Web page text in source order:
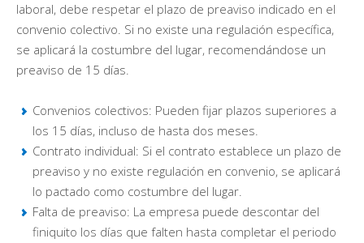
laboral, debe respetar el plazo de preaviso indicado en el
convenio colectivo. Si no existe una regulación específica,
se aplicará la costumbre del lugar, recomendándose un
preaviso de 15 días.
Convenios colectivos: Pueden fijar plazos superiores a
los 15 días, incluso de hasta dos meses.
Contrato individual: Si el contrato establece un plazo de
preaviso y no existe regulación en convenio, se aplicará
lo pactado como costumbre del lugar.
Falta de preaviso: La empresa puede descontar del
finiquito los días que falten hasta completar el periodo